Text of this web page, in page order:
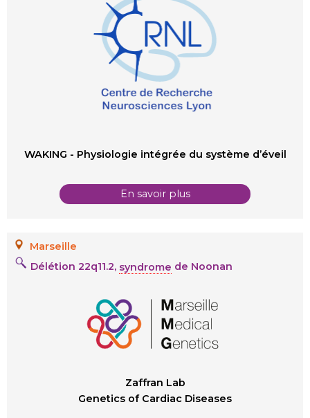
WAKING - Physiologie intégrée du système d’éveil
En savoir plus
Marseille
Délétion 22q11.2, syndrome de Noonan
Zaffran Lab
Genetics of Cardiac Diseases